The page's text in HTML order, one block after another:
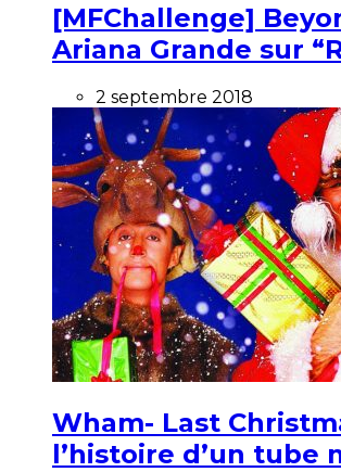
[MFChallenge]
Ariana Grande sur
2 septembre 2018
Wham- Last
l’histoire d’un tube